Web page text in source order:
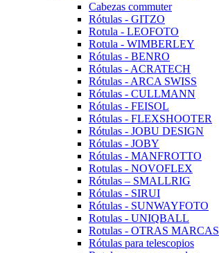
Cabezas commuter
Rótulas - GITZO
Rotula - LEOFOTO
Rotula - WIMBERLEY
Rótulas - BENRO
Rótulas - ACRATECH
Rótulas - ARCA SWISS
Rótulas - CULLMANN
Rótulas - FEISOL
Rótulas - FLEXSHOOTER
Rótulas - JOBU DESIGN
Rótulas - JOBY
Rótulas - MANFROTTO
Rotulas - NOVOFLEX
Rótulas – SMALLRIG
Rótulas - SIRUI
Rótulas - SUNWAYFOTO
Rotulas - UNIQBALL
Rotulas - OTRAS MARCAS
Rótulas para telescopios